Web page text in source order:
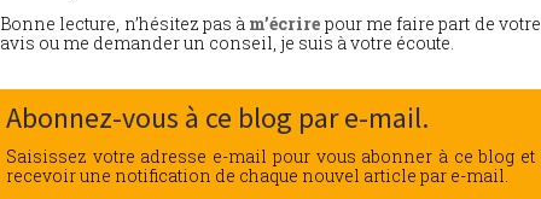
Bonne lecture, n’hésitez pas à m’écrire pour me faire part de votre
avis ou me demander un conseil, je suis à votre écoute.
Abonnez-vous à ce blog par e-mail.
Saisissez votre adresse e-mail pour vous abonner à ce blog et
recevoir une notification de chaque nouvel article par e-mail.